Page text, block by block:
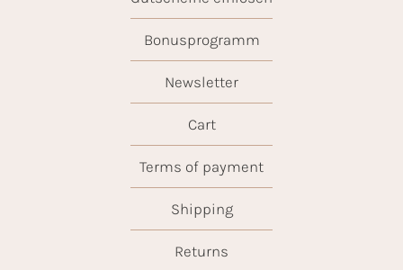
Bonusprogramm
Newsletter
Cart
Terms of payment
Shipping
Returns